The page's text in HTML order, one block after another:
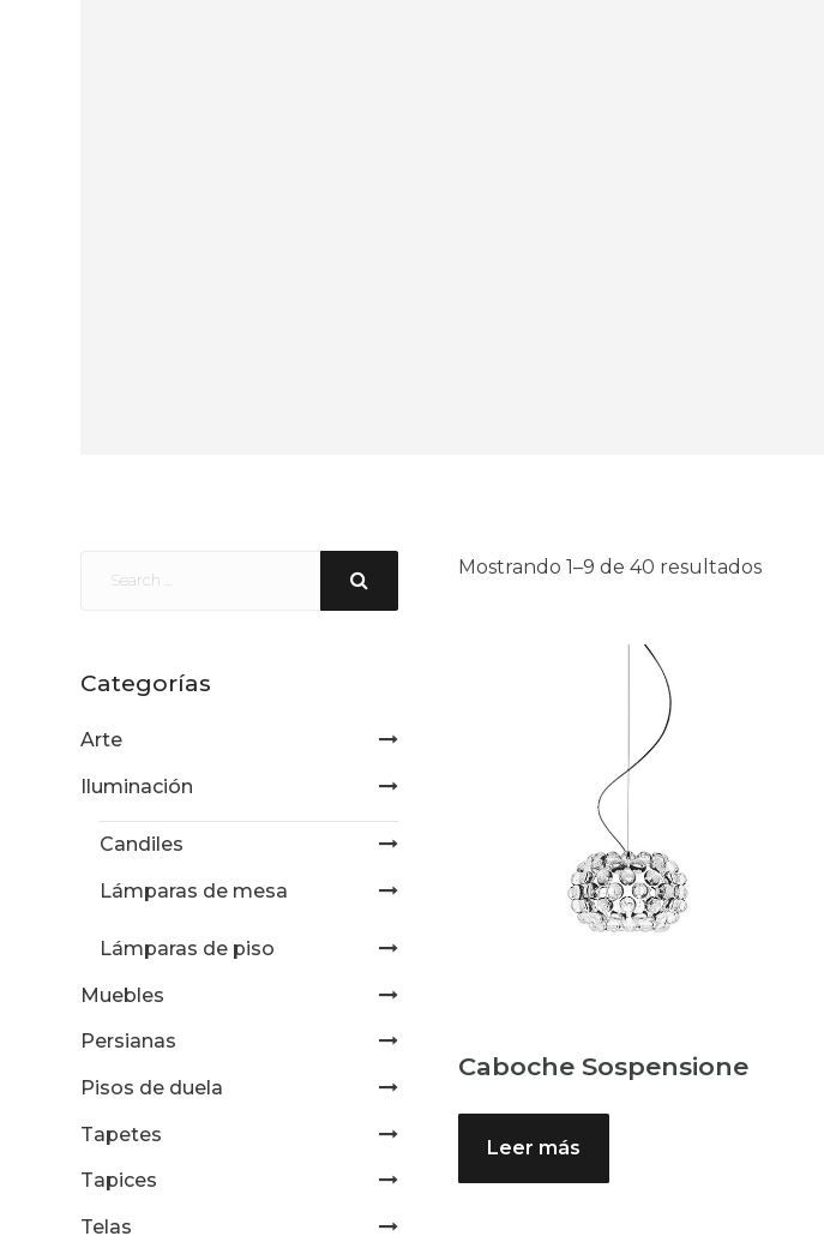
Categorías
Arte
Iluminación
Candiles
Lámparas de mesa
Lámparas de piso
Muebles
Persianas
Pisos de duela
Tapetes
Tapices
Telas
Mostrando 1–9 de 40 resultados
Caboche Sospensione
Leer más